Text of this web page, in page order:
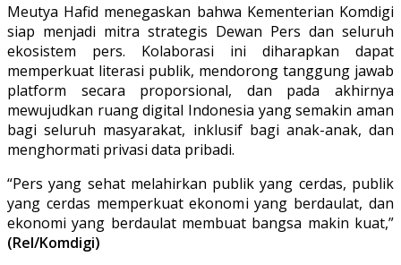
Meutya Hafid menegaskan bahwa Kementerian Komdigi
siap menjadi mitra strategis Dewan Pers dan seluruh
ekosistem pers. Kolaborasi ini diharapkan dapat
memperkuat literasi publik, mendorong tanggung jawab
platform secara proporsional, dan pada akhirnya
mewujudkan ruang digital Indonesia yang semakin aman
bagi seluruh masyarakat, inklusif bagi anak-anak, dan
menghormati privasi data pribadi.
“Pers yang sehat melahirkan publik yang cerdas, publik
yang cerdas memperkuat ekonomi yang berdaulat, dan
ekonomi yang berdaulat membuat bangsa makin kuat,”
(Rel/Komdigi)